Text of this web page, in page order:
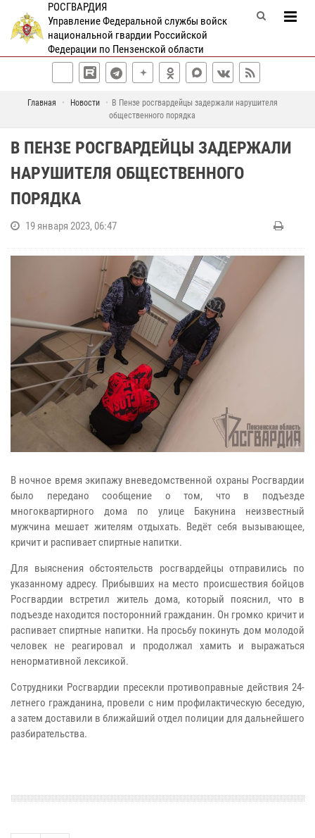
РОСГВАРДИЯ
Управление Федеральной службы войск
национальной гвардии Российской
Федерации по Пензенской области
Главная Новости
В Пензе росгвардейцы задержали нарушителя
общественного порядка
В ПЕНЗЕ РОСГВАРДЕЙЦЫ ЗАДЕРЖАЛИ
НАРУШИТЕЛЯ ОБЩЕСТВЕННОГО
ПОРЯДКА
19 января 2023, 06:47
В ночное время экипажу вневедомственной охраны Росгвардии
было передано сообщение о том, что в подъезде
многоквартирного дома по улице Бакунина неизвестный
мужчина мешает жителям отдыхать. Ведёт себя вызывающее,
кричит и распивает спиртные напитки.
Для выяснения обстоятельств росгвардейцы отправились по
указанному адресу. Прибывших на место происшествия бойцов
Росгвардии встретил житель дома, который пояснил, что в
подъезде находится посторонний гражданин. Он громко кричит и
распивает спиртные напитки. На просьбу покинуть дом молодой
человек не реагировал и продолжал хамить и выражаться
ненормативной лексикой.
Сотрудники Росгвардии пресекли противоправные действия 24-
летнего гражданина, провели с ним профилактическую беседую,
а затем доставили в ближайший отдел полиции для дальнейшего
разбирательства.